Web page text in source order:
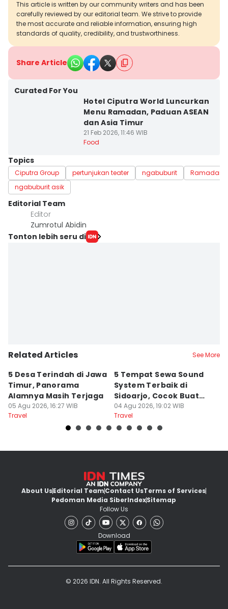
This article is written by our community writers and has been
carefully reviewed by our editorial team. We strive to provide
the most accurate and reliable information, ensuring high
standards of quality, credibility, and trustworthiness.
Share Article
Curated For You
Hotel Ciputra World Luncurkan
Menu Ramadan, Paduan ASEAN
dan Asia Timur
21 Feb 2026, 11:46 WIB
Food
Topics
Ciputra Group pertunjukan teater ngabuburit
Ramadan
ngabuburit asik
Editorial Team
Editor
Zumrotul Abidin
Tonton lebih seru di
Related Articles See More
5 Desa Terindah di Jawa
Timur, Panorama
Alamnya Masih Terjaga
05 Agu 2026, 16:27 WIB
Travel
5 Tempat Sewa Sound
System Terbaik di
Sidoarjo, Cocok Buat
Agustusan
04 Agu 2026, 19:02 WIB
Travel
About UsEditorial TeamContact UsTerms of Services
Pedoman Media SiberIndexSitemap
Follow Us
Download
© 2026 IDN. All Rights Reserved.